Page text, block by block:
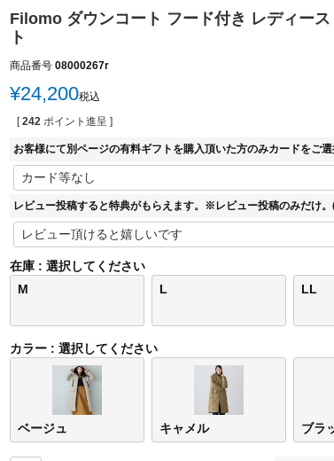
Filomo ダウンコート フード付き レディー
ト
商品番号 08000267r
¥24,200税込
[ 242 ポイント進呈 ]
お客様にて別ページの有料ギフトを購入頂いた方のみカードをご
レビュー投稿すると特典がもらえます。※レビュー投稿のみだけ
在庫
選択してください
M
L LL
カラー 選択してください
ベージュ キャメル ブラ